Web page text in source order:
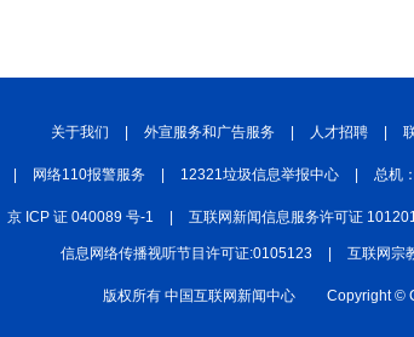
关于我们 外宣服务和广告服务 人才招聘
网络110报警服务 12321垃圾信息举报中心 总机
京 ICP 证 040089 号-1 互联网新闻信息服务许可证
信息网络传播视听节目许可证:0105123 互联网宗
版权所有 中国互联网新闻中心 Copyright ©